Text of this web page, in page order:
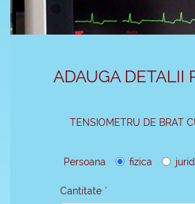
ADAUGA DETALII
TENSIOMETRU DE BRAT
Persoana fizica
Cantitate